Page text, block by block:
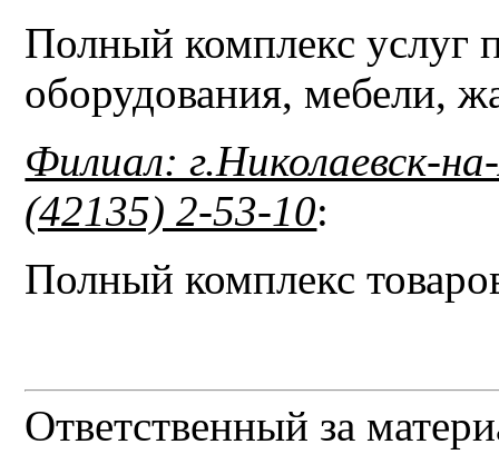
Полный комплекс услуг
оборудования, мебели,
Филиал: г.Николаевск-
(42135) 2-53-10:
Полный комплекс
Ответственный за